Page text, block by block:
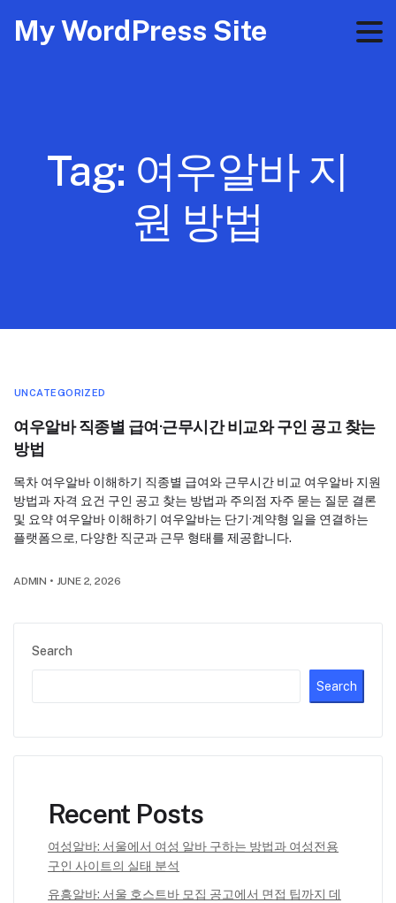
My WordPress Site
Tag: 여우알바 지
원 방법
Search
Search
Recent Posts
여성알바: 서울에서 여성 알바 구하는 방법과 여성전용
구인 사이트의 실태 분석
유흥알바: 서울 호스트바 모집 공고에서 면접 팁까지 데
UNCATEGORIZED
여우알바 직종별 급여·근무시간 비교와 구인 공고 찾는
방법
목차 여우알바 이해하기 직종별 급여와 근무시간 비교 여우알바 지원
방법과 자격 요건 구인 공고 찾는 방법과 주의점 자주 묻는 질문 결론
및 요약 여우알바 이해하기 여우알바는 단기·계약형 일을 연결하는
플랫폼으로, 다양한 직군과 근무 형태를 제공합니다.
ADMIN • JUNE 2, 2026